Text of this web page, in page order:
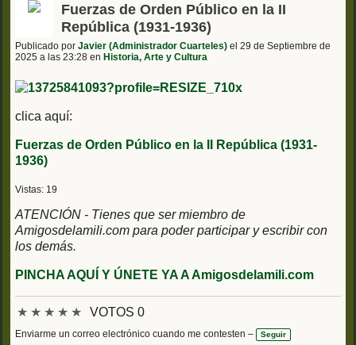
Fuerzas de Orden Público en la II
República (1931-1936)
Publicado por Javier (Administrador Cuarteles) el 29 de Septiembre de
2025 a las 23:28 en Historia, Arte y Cultura
clica aquí:
Fuerzas de Orden Público en la II República (1931-
1936)
Vistas: 19
ATENCIÓN - Tienes que ser miembro de
Amigosdelamili.com para poder participar y escribir con
los demás.
PINCHA AQUÍ Y ÚNETE YA A Amigosdelamili.com
★ ★ ★ ★ ★ VOTOS 0
Enviarme un correo electrónico cuando me contesten – Seguir